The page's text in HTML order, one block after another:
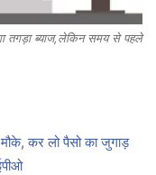
ब्याज,लेकिन समय से पहले
कर लो पैसो का जुगाड़